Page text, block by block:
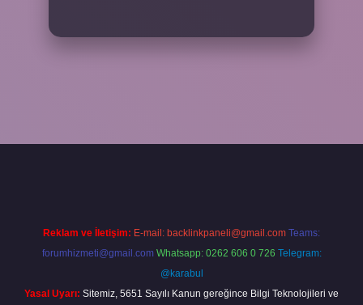
Reklam ve İletişim: E-mail: backlinkpaneli@gmail.com Teams:
forumhizmeti@gmail.com Whatsapp: 0262 606 0 726 Telegram:
@karabul
Yasal Uyarı: Sitemiz, 5651 Sayılı Kanun gereğince Bilgi Teknolojileri ve